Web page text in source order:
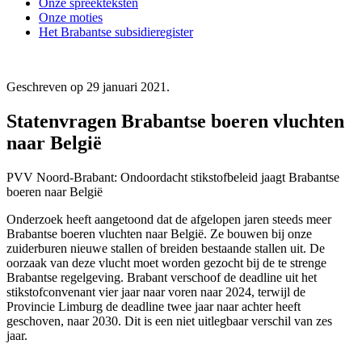
Onze spreekteksten
Onze moties
Het Brabantse subsidieregister
Geschreven op 29 januari 2021.
Statenvragen Brabantse boeren vluchten
naar België
PVV Noord-Brabant: Ondoordacht stikstofbeleid jaagt Brabantse
boeren naar België
Onderzoek heeft aangetoond dat de afgelopen jaren steeds meer
Brabantse boeren vluchten naar België. Ze bouwen bij onze
zuiderburen nieuwe stallen of breiden bestaande stallen uit. De
oorzaak van deze vlucht moet worden gezocht bij de te strenge
Brabantse regelgeving. Brabant verschoof de deadline uit het
stikstofconvenant vier jaar naar voren naar 2024, terwijl de
Provincie Limburg de deadline twee jaar naar achter heeft
geschoven, naar 2030. Dit is een niet uitlegbaar verschil van zes
jaar.